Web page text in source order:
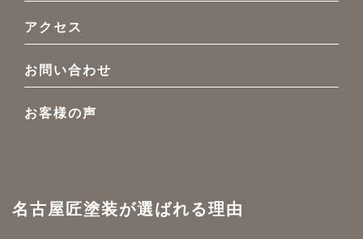
アクセス
お問い合わせ
お客様の声
名古屋匠塗装が選ばれる理由